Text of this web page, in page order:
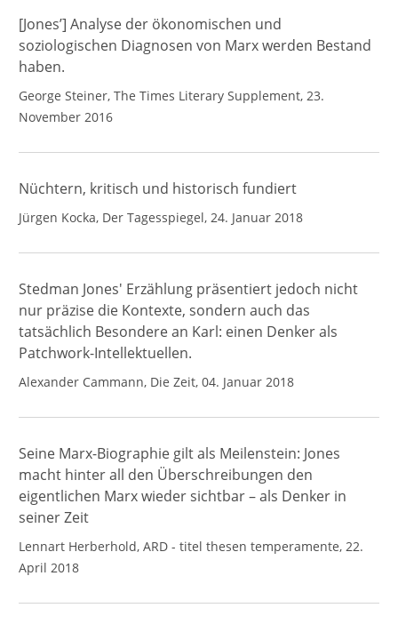
[Jones’] Analyse der ökonomischen und
soziologischen Diagnosen von Marx werden Bestand
haben.
George Steiner, The Times Literary Supplement, 23.
November 2016
Nüchtern, kritisch und historisch fundiert
Jürgen Kocka, Der Tagesspiegel, 24. Januar 2018
Stedman Jones' Erzählung präsentiert jedoch nicht
nur präzise die Kontexte, sondern auch das
tatsächlich Besondere an Karl: einen Denker als
Patchwork-Intellektuellen.
Alexander Cammann, Die Zeit, 04. Januar 2018
Seine Marx-Biographie gilt als Meilenstein: Jones
macht hinter all den Überschreibungen den
eigentlichen Marx wieder sichtbar – als Denker in
seiner Zeit
Lennart Herberhold, ARD - titel thesen temperamente, 22.
April 2018